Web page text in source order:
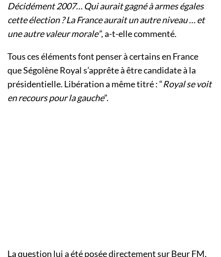
Décidément 2007… Qui aurait gagné à armes égales
cette élection ? La France aurait un autre niveau … et
une autre valeur morale”, a-t-elle commenté.
Tous ces éléments font penser à certains en France
que Ségolène Royal s’apprête à être candidate à la
présidentielle. Libération a même titré : “Royal se voit
en recours pour la gauche”.
La question lui a été posée directement sur Beur FM.